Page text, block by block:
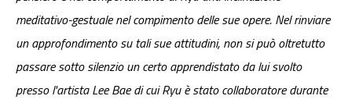
meditativo-gestuale nel compimento delle sue opere. Nel rinviare
un approfondimento su tali sue attitudini, non si può oltretutto
passare sotto silenzio un certo apprendistato da lui svolto
presso l'artista Lee Bae di cui Ryu è stato collaboratore durante